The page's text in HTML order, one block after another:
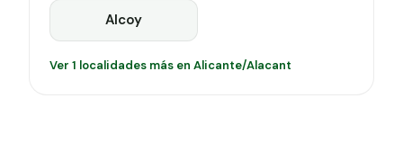
Alcoy
Ver 1 localidades más en Alicante/Alacant